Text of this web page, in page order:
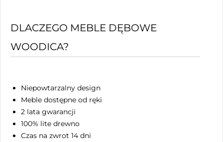
DLACZEGO MEBLE DĘBOWE
WOODICA?
Niepowtarzalny design
Meble dostępne od ręki
2 lata gwarancji
100% lite drewno
Czas na zwrot 14 dni